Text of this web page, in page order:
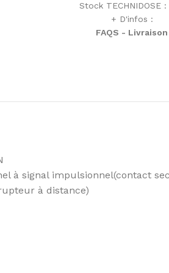
Stock TECHNIDOSE :
+ D'infos :
FAQS - Livraison
à signal impulsionnel(contact
à distance)